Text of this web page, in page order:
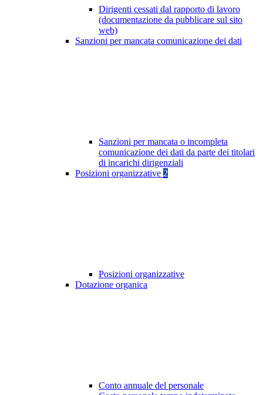
Dirigenti cessati dal rapporto di lavoro
(documentazione da pubblicare sul sito
web)
Sanzioni per mancata comunicazione dei dati
Sanzioni per mancata o incompleta
comunicazione dei dati da parte dei titolari
di incarichi dirigenziali
Posizioni organizzative 2
Posizioni organizzative
Dotazione organica
Conto annuale del personale